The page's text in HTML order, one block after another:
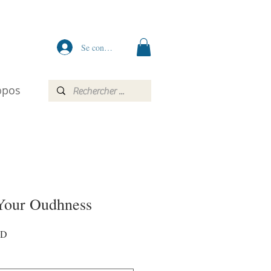
Se connecter
Oudhness